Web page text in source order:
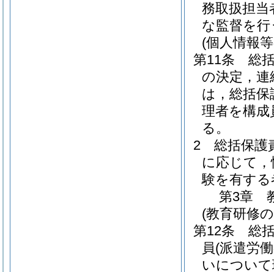
務取扱担
な監督を行
(個人情報
第11条
総
の決定，
は，総括保
理者を構
る。
2
総括保護
に応じて
験を有す
第3章
(教育研修
第12条
総
員(派遣労
いについ